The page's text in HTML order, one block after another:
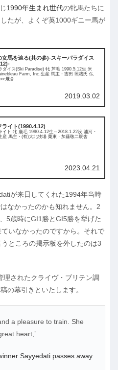
1990年生まれ世代の牝馬たちに
たが、よくぞ英1000ギニー馬が
女馬を辿る(其の参)-スキーパラダイス
ダイス(Ski Paradise) 牝 芦毛 1990.5.12生 米
Farm, Inc.生産 馬主・吉田 照哉氏 仏
厩舎
2019.03.02
ライト(1990.4.12)
イト 牝 鹿毛 1990.4.12生～2018.1.22没 浦河・
産 馬主・(有)大北牧場 栗東・加藤敬二厩舎
2023.04.21
が来日してくれた1994年当時
なかったのかも知れません。2
5歳時にGI1勝とGI5勝を挙げた
いなかったのですから。それで
ところの掲示板を外したのは3
されたクライヴ・ブリテン調
の幕引きといたします。
a pleasure to train. She
heart,’
Sayyedati passes away